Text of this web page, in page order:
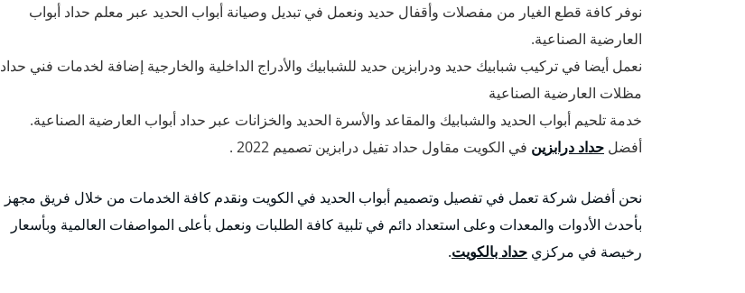
نوفر كافة قطع الغيار من مفصلات وأقفال حديد ونعمل في تبديل وصيانة أبواب الحديد عبر معلم حداد أبواب
العارضية الصناعية.
نعمل أيضا في تركيب شبابيك حديد ودرابزين حديد للشبابيك والأدراج الداخلية والخارجية إضافة لخدمات فني حداد
مظلات العارضية الصناعية
خدمة تلحيم أبواب الحديد والشبابيك والمقاعد والأسرة الحديد والخزانات عبر حداد أبواب العارضية الصناعية.
أفضل حداد درابزين في الكويت مقاول حداد تفيل درابزين تصميم 2022 .
نحن أفضل شركة تعمل في تفصيل وتصميم أبواب الحديد في الكويت ونقدم كافة الخدمات من خلال فريق مجهز
بأحدث الأدوات والمعدات وعلى استعداد دائم في تلبية كافة الطلبات ونعمل بأعلى المواصفات العالمية وبأسعار
رخيصة في مركزي حداد بالكويت.